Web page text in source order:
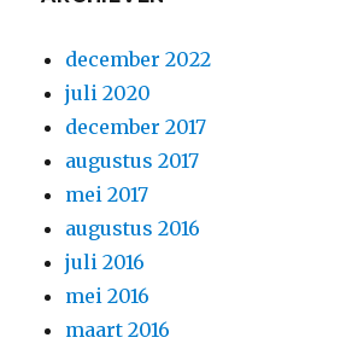
december 2022
juli 2020
december 2017
augustus 2017
mei 2017
augustus 2016
juli 2016
mei 2016
maart 2016